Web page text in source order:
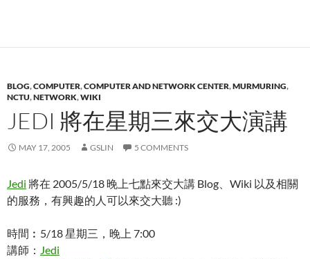
BLOG,COMPUTER,COMPUTER AND NETWORK CENTER,MURMURING,
NCTU,NETWORK,WIKI
JEDI 將在星期三來交大演講
MAY 17, 2005 GSLIN 5 COMMENTS
Jedi 將在 2005/5/18 晚上七點來交大講 Blog、Wiki 以及相關
的服務，有興趣的人可以來交大聽 :)
時間︰5/18 星期三，晚上 7:00
講師： Jedi